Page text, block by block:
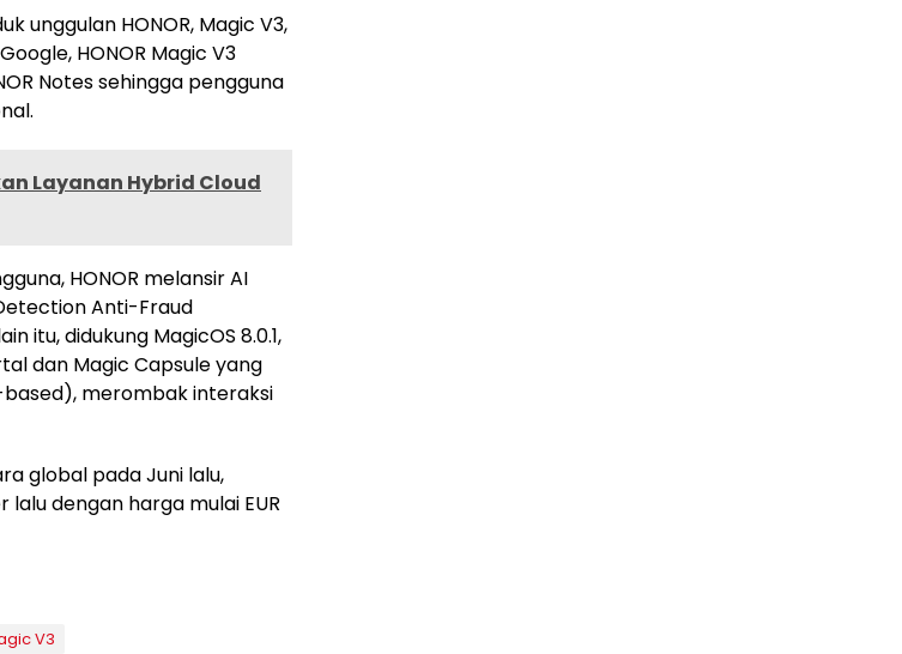
unggulan HONOR, Magic V3,
HONOR Magic V3
Notes sehingga pengguna
Layanan Hybrid Cloud
HONOR melansir AI
Anti-Fraud
itu, didukung MagicOS 8.0.1,
dan Magic Capsule yang
merombak interaksi
global pada Juni lalu,
lalu dengan harga mulai EUR
V3